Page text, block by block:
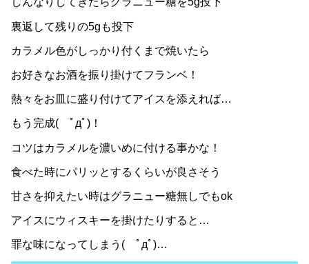
裏返して残りの5gも投下
カラメル色がしっかり付くまで焼いたら
お好きなお酒を振り掛けてフランベ！
熱々をお皿に盛り付けてアイスを添えれば…
もう完成( ﾟдﾟ)！
コツはカラメルを濃いめに付ける事かな！
食べた時にパリッとするくらいが良さそう
甘さを抑えたい時はグラニュー糖無しでもok
アイスにウィスキーを掛けたりすると…
罪な味になってしまう( ﾟдﾟ)…